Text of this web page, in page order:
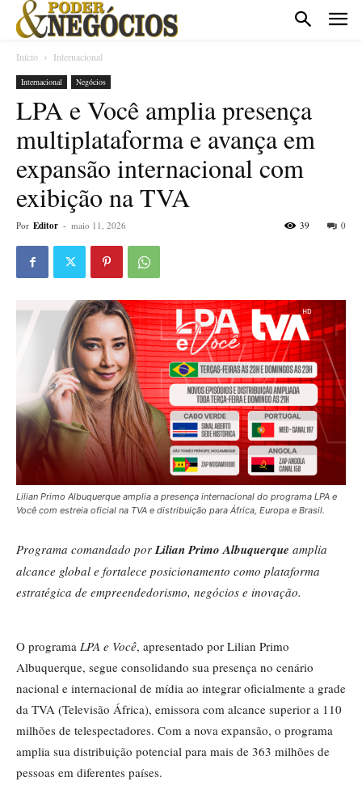
Início Internacional
Internacional Negócios
LPA e Você amplia presença
multiplataforma e avança em
expansão internacional com
exibição na TVA
Por Editor - maio 11, 2026 0
39
Lilian Primo Albuquerque amplia a presença internacional do programa LPA e
Você com estreia oficial na TVA e distribuição para África, Europa e Brasil.
Programa comandado porLilian Primo Albuquerque amplia
alcance global e fortalece posicionamento como plataforma
estratégica de empreendedorismo, negócios e inovação.
O programa LPA e Você, apresentado por Lilian Primo
Albuquerque, segue consolidando sua presença no cenário
nacional e internacional de mídia ao integrar oficialmente a grade
da TVA (Televisão África), emissora com alcance superior a 110
milhões de telespectadores. Com a nova expansão, o programa
amplia sua distribuição potencial para mais de 363 milhões de
pessoas em diferentes países.